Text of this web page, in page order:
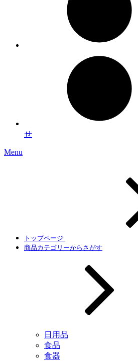
せ
Menu
トップページ
商品カテゴリーからさがす
日用品
食品
食器